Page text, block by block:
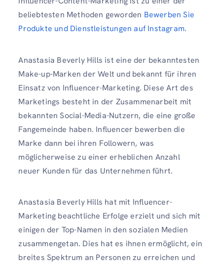
beliebtesten Methoden geworden Bewerben Sie
Produkte und Dienstleistungen auf Instagram.
Anastasia Beverly Hills ist eine der bekanntesten
Make-up-Marken der Welt und bekannt für ihren
Einsatz von Influencer-Marketing. Diese Art des
Marketings besteht in der Zusammenarbeit mit
bekannten Social-Media-Nutzern, die eine große
Fangemeinde haben. Influencer bewerben die
Marke dann bei ihren Followern, was
möglicherweise zu einer erheblichen Anzahl
neuer Kunden für das Unternehmen führt.
Anastasia Beverly Hills hat mit Influencer-
Marketing beachtliche Erfolge erzielt und sich mit
einigen der Top-Namen in den sozialen Medien
zusammengetan. Dies hat es ihnen ermöglicht, ein
breites Spektrum an Personen zu erreichen und